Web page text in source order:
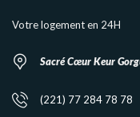
Votre logement en 24H
Sacré Cœur Keur
(221) 77 284 78 78